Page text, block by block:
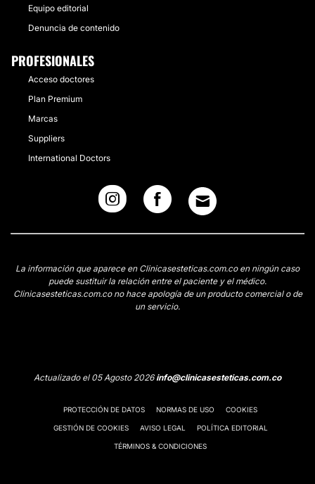
Equipo editorial
Denuncia de contenido
PROFESIONALES
Acceso doctores
Plan Premium
Marcas
Suppliers
International Doctors
La información que aparece en Clinicasesteticas.com.co en ningún caso
puede sustituir la relación entre el paciente y el médico.
Clinicasesteticas.com.co no hace apología de un producto comercial o de
un servicio.
Actualizado el 05 Agosto 2026info@clinicasesteticas.com.co
PROTECCIÓN DE DATOS NORMAS DE USO COOKIES
GESTIÓN DE COOKIES AVISO LEGAL POLÍTICA EDITORIAL
TÉRMINOS & CONDICIONES